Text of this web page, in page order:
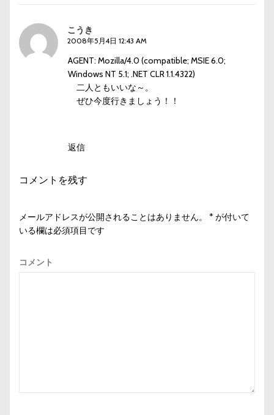
こうき
2008年5月4日 12:43 AM
AGENT: Mozilla/4.0 (compatible; MSIE 6.0;
Windows NT 5.1; .NET CLR 1.1.4322)
二人ともいいな～。
ぜひ今度行きましょう！！
返信
コメントを残す
メールアドレスが公開されることはありません。 * が付いて
いる欄は必須項目です
コメント